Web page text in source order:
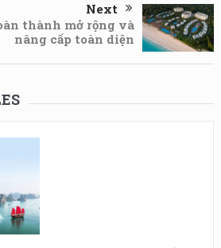
Next
thành mở rộng và
nâng cấp toàn diện